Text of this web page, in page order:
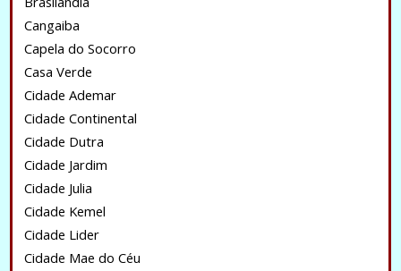
Cangaiba
Capela do Socorro
Casa Verde
Cidade Ademar
Cidade Continental
Cidade Dutra
Cidade Jardim
Cidade Julia
Cidade Kemel
Cidade Lider
Cidade Mae do Céu